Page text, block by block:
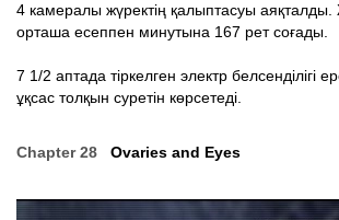
4 камералы жүректің қалыптасуы аяқталды.
орташа есеппен минутына 167 рет соғады.
7 1/2 аптада тіркелген электр белсенділігі
ұқсас толқын суретін көрсетеді.
Chapter 28 Ovaries and Eyes